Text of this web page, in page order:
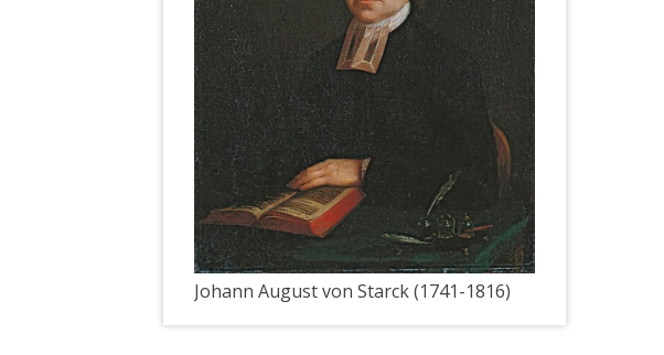
Johann August von Starck (1741-1816)